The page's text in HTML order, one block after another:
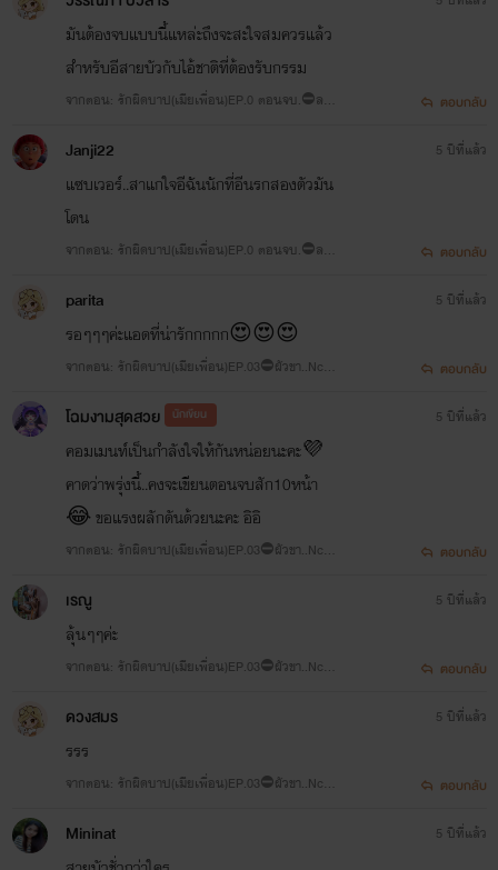
มันต้องจบแบบนี้แหล่ะถึงจะสะใจสมควรแล้ว
สำหรับอีสายบัวกับไอ้ชาติที่ต้องรับกรรม
จากตอน: รักผิดบาป(เมียเพื่อน)EP.0 ตอนจบ.⛔ลอง
ตอบกลับ
Janji22
แซบเวอร์..สาแกใจอีฉันนักที่อีนรกสองตัวมัน
โดน
จากตอน: รักผิดบาป(เมียเพื่อน)EP.0 ตอนจบ.⛔ลอง
5 ปีที่แล้ว
ตอบกลับ
parita
รอๆๆๆค่ะแอดที่น่ารักกกกก😍😍😍
จากตอน: รักผิดบาป(เมียเพื่อน)EP.03⛔ผัวขา..Nc+ยั
5 ปีที่แล้ว
ตอบกลับ
โฉมงามสุดสวย นักเขียน
คอมเมนท์เป็นกำลังใจให้กันหน่อยนะคะ💜
คาดว่าพรุ่งนี้..คงจะเขียนตอนจบสัก10หน้า
😂 ขอแรงผลักดันด้วยนะคะ อิอิ
จากตอน: รักผิดบาป(เมียเพื่อน)EP.03⛔ผัวขา..Nc+ยั
5 ปีที่แล้ว
ตอบกลับ
เรณู
ลุ้นๆๆค่ะ
จากตอน: รักผิดบาป(เมียเพื่อน)EP.03⛔ผัวขา..Nc+ยั
5 ปีที่แล้ว
ตอบกลับ
ดวงสมร
รรร
จากตอน: รักผิดบาป(เมียเพื่อน)EP.03⛔ผัวขา..Nc+ยั
5 ปีที่แล้ว
ตอบกลับ
Mininat 5 ปีที่แล้ว